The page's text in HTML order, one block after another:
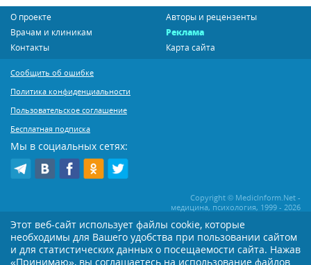
О проекте
Авторы и рецензенты
Врачам и клиникам
Реклама
Контакты
Карта сайта
Сообщить об ошибке
Политика конфиденциальности
Пользовательское соглашение
Бесплатная подписка
Мы в социальных сетях:
Copyright © MedicInform.Net -
медицина, психология, 1999 - 2026
Копирование или иное распространение статей нашего сайта строго
воспрещается. Копирование раздела "Новости" допускается при наличии
активной открытой для поисковиков ссылки на MedicInform.Net
Этот веб-сайт использует файлы cookie, которые
необходимы для Вашего удобства при пользовании сайтом
и для статистических данных о посещаемости сайта. Нажав
«Принимаю», вы соглашаетесь на использование файлов